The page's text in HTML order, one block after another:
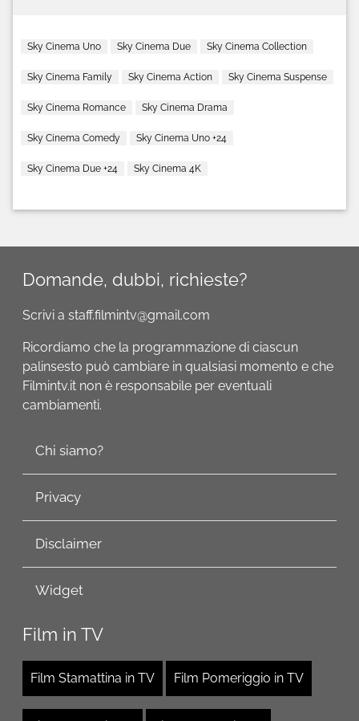
Sky Cinema Uno Sky Cinema Due Sky Cinema Collection
Sky Cinema Family Sky Cinema Action Sky Cinema Suspense
Sky Cinema Romance Sky Cinema Drama
Sky Cinema Comedy Sky Cinema Uno +24
Sky Cinema Due +24 Sky Cinema 4K
Domande, dubbi, richieste?
Scrivi a staff.filmintv@gmail.com
Ricordiamo che la programmazione di ciascun
palinsesto può cambiare in qualsiasi momento e che
Filmintv.it non è responsabile per eventuali
cambiamenti.
Chi siamo?
Privacy
Disclaimer
Widget
Film in TV
Film Stamattina in TV Film Pomeriggio in TV